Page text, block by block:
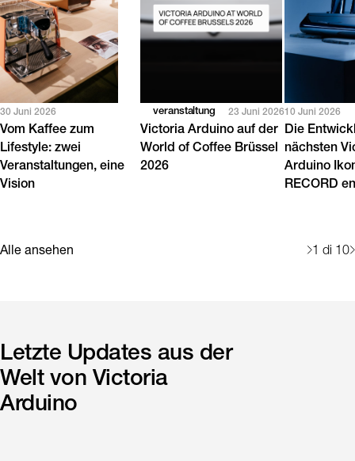
Alle ansehen 1 di 10
30 Juni 2026
Vom Kaffee zum
Lifestyle: zwei
Veranstaltungen, eine
Vision
veranstaltung 23 Juni 2026
Victoria Arduino auf der
World of Coffee Brüssel
2026
10 Juni 2026
Die
nächsten
Arduino
RECORD
Letzte Updates aus der
Welt von Victoria
Arduino